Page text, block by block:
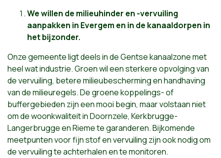
We willen de milieuhinder en -vervuiling
aanpakken in Evergem en in de kanaaldorpen in
het bijzonder.
Onze gemeente ligt deels in de Gentse kanaalzone met
heel wat industrie. Groen wil een sterkere opvolging van
de vervuiling, betere milieubescherming en handhaving
van de milieuregels. De groene koppelings- of
buffergebieden zijn een mooi begin, maar volstaan niet
om de woonkwaliteit in Doornzele, Kerkbrugge-
Langerbrugge en Rieme te garanderen. Bijkomende
meetpunten voor fijn stof en vervuiling zijn ook nodig om
de vervuiling te achterhalen en te monitoren.